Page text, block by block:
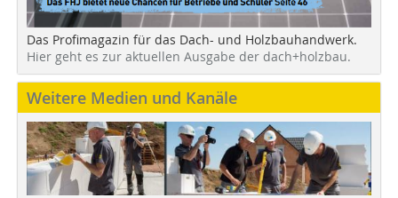
Das Profimagazin für das Dach- und Holzbauhandwerk.
Hier geht es zur aktuellen Ausgabe der dach+holzbau.
Weitere Medien und Kanäle